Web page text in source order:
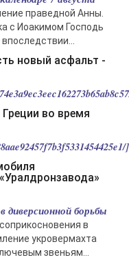
когда их дают мне.
праведной Анны.
с Иоакимом Господь
диверсионной борьбы
в
укровермахта
звеньям...